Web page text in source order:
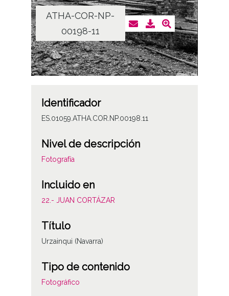
ATHA-COR-NP-
00198-11
Identificador
ES.01059.ATHA.COR.NP.00198.11
Nivel de descripción
Fotografía
Incluido en
22.- JUAN CORTÁZAR
Título
Urzainqui (Navarra)
Tipo de contenido
Fotográfico